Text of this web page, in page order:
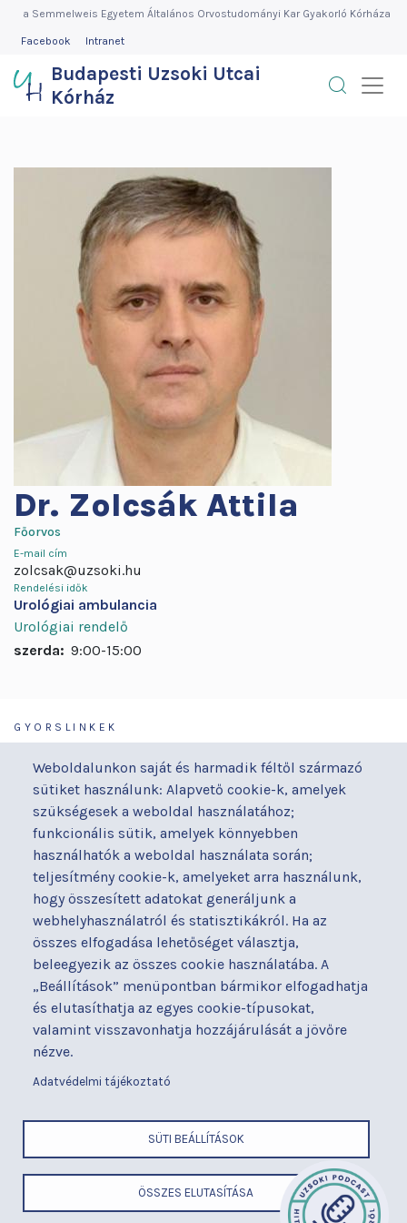
Budapesti
Uzsoki
Utcai
Ugrása Semmelweis Egyetem Általános Orvostudományi Kar Gyakorló Kórháza
Weboldalunkon saját és harmadik féltől származó
sütiket használunk: Alapvető cookie-k, amelyek
szükségesek a weboldal használatához;
funkcionális sütik, amelyek könnyebben
használhatók a weboldal használata során;
teljesítmény cookie-k, amelyeket arra használunk,
hogy összesített adatokat generáljunk a
webhelyhasználatról és statisztikákról. Ha az
összes elfogadása lehetőséget választja,
beleegyezik az összes cookie használatába. A
„Beállítások” menüpontban bármikor elfogadhatja
és elutasíthatja az egyes cookie-típusokat,
valamint visszavonhatja hozzájárulását a jövőre
nézve.
Adatvédelmi tájékoztató
SÜTI BEÁLLÍTÁSOK
ÖSSZES ELUTASÍTÁSA
MENÜ
Facebook Intranet
Budapesti Uzsoki Utcai
Kórház
Dr. Zolcsák Attila
Főorvos
E-mail cím
zolcsak@uzsoki.hu
Rendelési idők
Urológiai ambulancia
Urológiai rendelő
szerda: 9:00-15:00
a Semmelweis Egyetem Általános Orvostudományi Kar Gyakorló
GYORSLINKEK
Orvosaink
Osztályaink
Kapcsolat
Akadálymentesítési
nyilatkozat
Alapítványaink
Betegjogi képviselő
Címek és telefonszámok
Diagnosztika
Események
Gyermekmegőrző
Házirend
Hírek
Parkolás
Térítéses ellátás
Videógaléria
Visszajelzések
Várólista
Közérdekű adatok
LÁBLÉC
Cím
Telefonszám